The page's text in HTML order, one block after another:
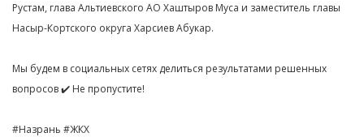
Рустам, глава Альтиевского АО Хаштыров Муса и заместитель главы
Насыр-Кортского округа Харсиев Абукар.
Мы будем в социальных сетях делиться результатами решенных
вопросов ✔️ Не пропустите!
#Назрань #ЖКХ